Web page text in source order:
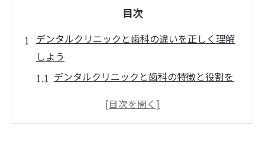
目次
デンタルクリニックと歯科の違いを正しく理解
しよう
デンタルクリニックと歯科の特徴と役割を
歯科医院との違いが選び方に及ぼす影響と